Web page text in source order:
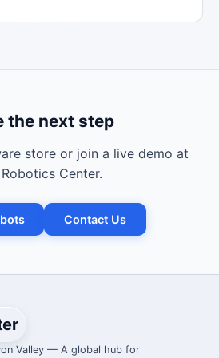
the next step
store or join a live demo at
Center.
Contact Us
Valley — A global hub for